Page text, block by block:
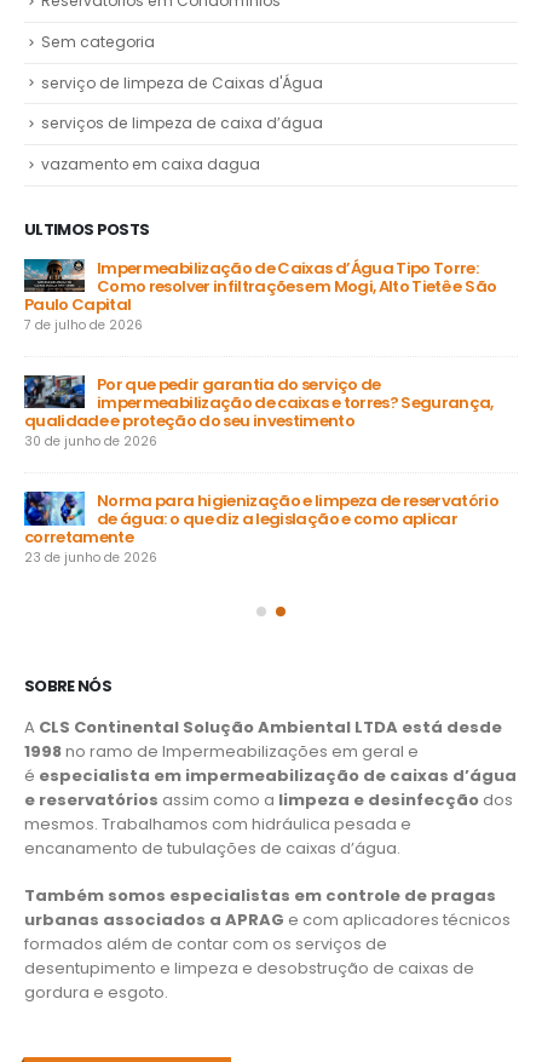
Sem categoria
serviço de limpeza de Caixas d'Água
serviços de limpeza de caixa d’água
vazamento em caixa dagua
ULTIMOS POSTS
Impermeabilização de Caixas d’Água Tipo Torre:
Como resolver infiltrações em Mogi, Alto Tietê e São
Paulo Capital
7 de julho de 2026
Por que pedir garantia do serviço de
impermeabilização de caixas e torres? Segurança,
qualidade e proteção do seu investimento
30 de junho de 2026
Norma para higienização e limpeza de reservatório
de água: o que diz a legislação e como aplicar
corretamente
23 de junho de 2026
SOBRE NÓS
A CLS Continental Solução Ambiental LTDA está desde
1998no ramo de Impermeabilizações em geral e
é especialista em impermeabilização de caixas d’água
e reservatórios assim como a limpeza e desinfecção dos
mesmos. Trabalhamos com hidráulica pesada e
encanamento de tubulações de caixas d’água.
Também somos especialistas em controle de pragas
urbanas associados a APRAG e com aplicadores técnicos
formados além de contar com os serviços de
desentupimento e limpeza e desobstrução de caixas de
gordura e esgoto.